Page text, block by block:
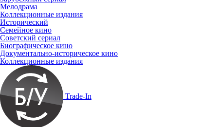
Мелодрама
Коллекционные издания
Исторический
Семейное кино
Советский сериал
Биографическое кино
Документально-историческое кино
Коллекционные издания
Trade-In